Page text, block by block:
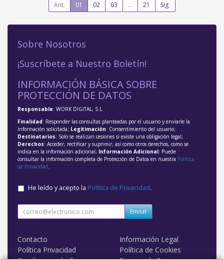
Ant. 01 02 03 ... 21 Sig.
Sobre Nosotros
¡Suscríbete a Nuestro Boletín!
INFORMACIÓN BÁSICA SOBRE
PROTECCIÓN DE DATOS
Responsable: WORK DIGITAL, S.L.
Finalidad: Responder las consultas planteadas por el usuario y enviarle la
información solicitada; Legitimación: Consentimiento del usuario;
Destinatarios: Solo se realizan cesiones si existe una obligación legal;
Derechos: Acceder, rectificar y suprimir, así como otros derechos, como se
indica en la información adicional; Información Adicional: Puede
consultar la información completa de Protección de Datos en nuestra Política
de Privacidad.
He leído y acepto la Política de Privacidad.
Enviar
Contacto
Información Legal
Política Privacidad
Política de Cookies